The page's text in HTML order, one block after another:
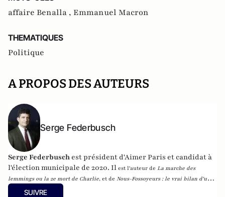
affaire Benalla , Emmanuel Macron
THEMATIQUES
Politique
A PROPOS DES AUTEURS
Serge Federbusch
Serge Federbusch est président d'Aimer Paris et candidat à
l'élection municipale de 2020. Il est l'auteur de La marche des
lemmings ou la 2e mort de Charlie, et de Nous-Fossoyeurs : le vrai bilan d'un
fatal quinquennat
SUIVRE